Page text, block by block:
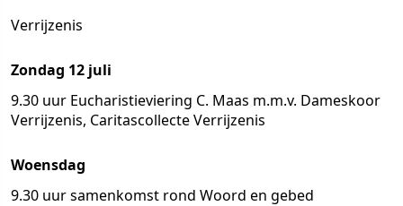
Verrijzenis
Zondag 12 juli
9.30 uur Eucharistieviering C. Maas m.m.v. Dameskoor
Verrijzenis, Caritascollecte Verrijzenis
Woensdag
9.30 uur samenkomst rond Woord en gebed